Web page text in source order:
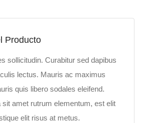
Producto
sollicitudin. Curabitur sed dapibus
lectus. Mauris ac maximus
quis libero sodales eleifend.
sit amet rutrum elementum, est elit
elit risus at metus.